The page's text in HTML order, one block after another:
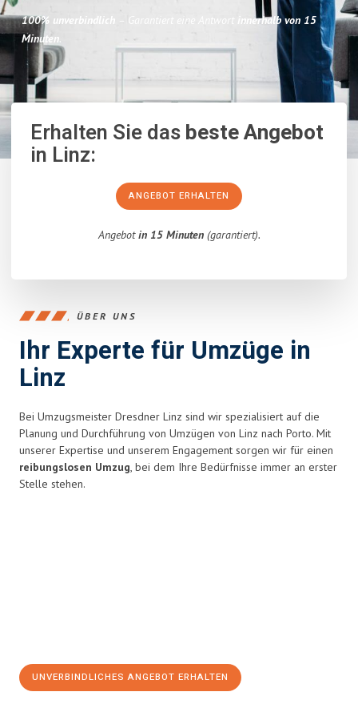
100% unverbindlich – Garantiert eine Antwort
innerhalb von 15
Minuten.
Erhalten Sie dasbeste Angebot
in Linz:
ANGEBOT ERHALTEN
Angebotin 15 Minuten(garantiert).
ÜBER UNS
Ihr Experte für Umzüge in
Linz
Bei Umzugsmeister Dresdner Linz sind wir spezialisiert auf die
Planung und Durchführung von Umzügen von Linz nach Porto. Mit
unserer Expertise und unserem Engagement sorgen wir für einen
reibungslosen Umzug, bei dem Ihre Bedürfnisse immer an erster
Stelle stehen.
UNVERBINDLICHES ANGEBOT ERHALTEN